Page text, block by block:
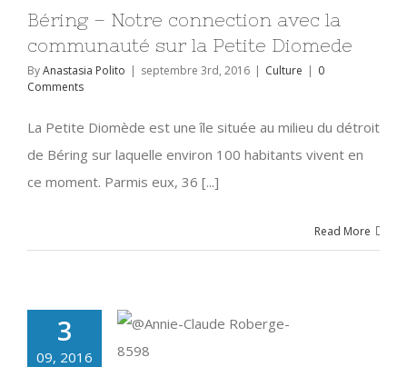
Béring – Notre connection avec la
communauté sur la Petite Diomede
ByAnastasia Polito | septembre 3rd, 2016 | Culture | 0
Comments
La Petite Diomède est une île située au milieu du détroit
de Béring sur laquelle environ 100 habitants vivent en
ce moment. Parmis eux, 36 [...]
Read More
3
09, 2016